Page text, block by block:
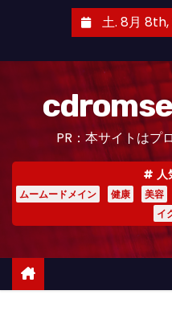
土. 8月
PR：本サイトはプ
人
ムームードメイン 健康 美容
イ